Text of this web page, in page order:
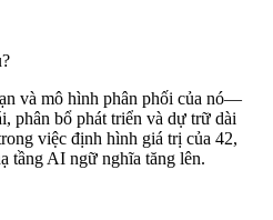
và mô hình phân phối của nó—
phân bổ phát triển và dự trữ dài
việc định hình giá trị của 42,
tầng AI ngữ nghĩa tăng lên.